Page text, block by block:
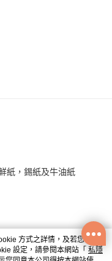
費
紙，錫紙及牛油紙
方式之詳情，及若您不希
設定，請參閱本網站「 私隱